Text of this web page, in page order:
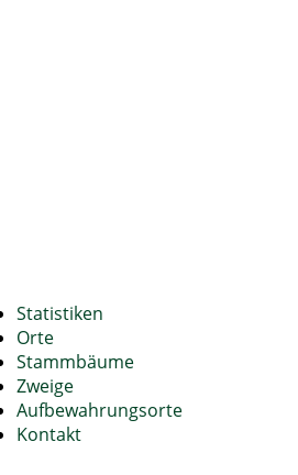
Statistiken
Orte
Stammbäume
Zweige
Aufbewahrungsorte
Kontakt